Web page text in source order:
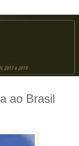
ao Brasil